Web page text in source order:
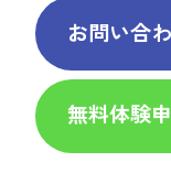
お問い合
無料体験